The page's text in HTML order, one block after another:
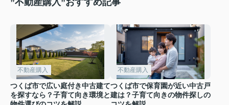
”不動産購入”おすすめ記事
不動産購入
つくば市で広い庭付き中古建て
を探すなら？子育て向き環境と
不動産購入
つくば市で保育園が近い中古戸
建は？子育て向きの物件探しの